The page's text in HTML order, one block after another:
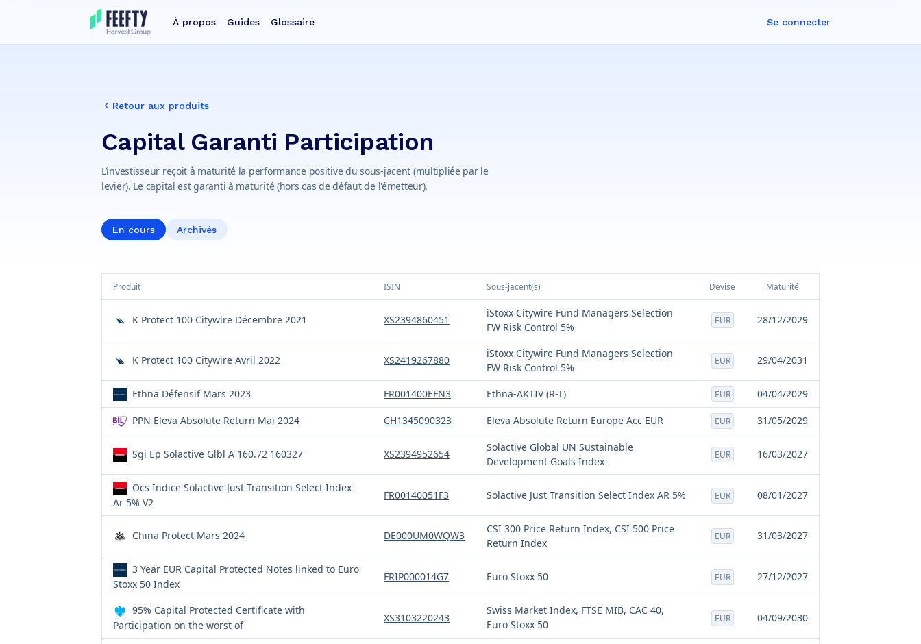
À propos Guides Glossaire Se connecter
Retour aux produits
Capital Garanti Participation
L’investisseur reçoit à maturité la performance positive du sous-jacent (multipliée par le
levier). Le capital est garanti à maturité (hors cas de défaut de l'émetteur).
En cours Archivés
Produit ISIN Sous-jacent(s) Devise Maturité
K Protect 100 Citywire Décembre 2021 XS2394860451
iStoxx Citywire Fund Managers Selection
FW Risk Control 5%
EUR 28/12/2029
K Protect 100 Citywire Avril 2022 XS2419267880
iStoxx Citywire Fund Managers Selection
FW Risk Control 5%
EUR 29/04/2031
Ethna Défensif Mars 2023 FR001400EFN3 Ethna-AKTIV (R-T) EUR 04/04/2029
PPN Eleva Absolute Return Mai 2024 CH1345090323 Eleva Absolute Return Europe Acc EUR EUR 31/05/2029
Sgi Ep Solactive Glbl A 160.72 160327 XS2394952654
Solactive Global UN Sustainable
Development Goals Index
EUR 16/03/2027
Ocs Indice Solactive Just Transition Select Index
Ar 5% V2
FR00140051F3 Solactive Just Transition Select Index AR 5% EUR 08/01/2027
China Protect Mars 2024 DE000UM0WQW3
CSI 300 Price Return Index, CSI 500 Price
Return Index
EUR 31/03/2027
3 Year EUR Capital Protected Notes linked to Euro
Stoxx 50 Index
FRIP000014G7 Euro Stoxx 50 EUR 27/12/2027
95% Capital Protected Certificate with
Participation on the worst of
XS3103220243
Swiss Market Index, FTSE MIB, CAC 40,
Euro Stoxx 50
EUR 04/09/2030